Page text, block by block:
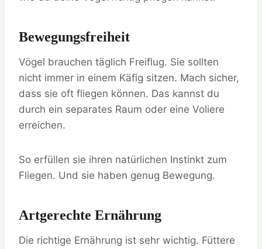
Bewegungsfreiheit
Vögel brauchen täglich Freiflug. Sie sollten
nicht immer in einem Käfig sitzen. Mach sicher,
dass sie oft fliegen können. Das kannst du
durch ein separates Raum oder eine Voliere
erreichen.
So erfüllen sie ihren natürlichen Instinkt zum
Fliegen. Und sie haben genug Bewegung.
Artgerechte Ernährung
Die richtige Ernährung ist sehr wichtig. Füttere